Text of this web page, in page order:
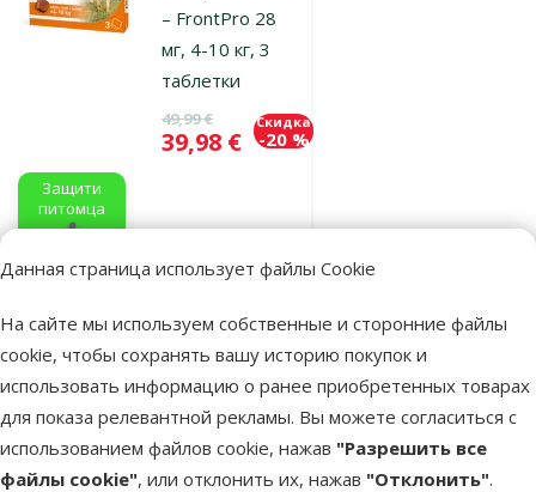
Данная страница использует файлы Cookie
На сайте мы используем собственные и сторонние файлы
cookie, чтобы сохранять вашу историю покупок и
использовать информацию о ранее приобретенных товарах
для показа релевантной рекламы. Вы можете согласиться с
использованием файлов cookie, нажав "Разрешить все
файлы cookie", или отклонить их, нажав "Отклонить".
– FrontPro 28
мг, 4-10 кг, 3
таблетки
Исходная цена
49,99 €
Цена
39,98 €
Скидка
-20 %
Защити
питомца
🕷️
Бесплатная
В корзину
Таблетки от
клещей и блох
Оценка 0%